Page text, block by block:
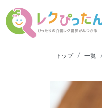
トップ 一覧